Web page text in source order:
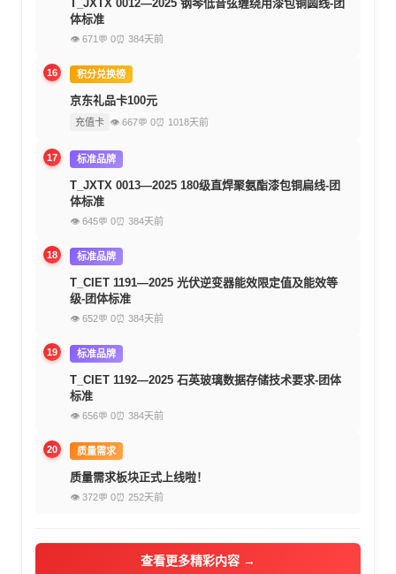
T_JXTX 0012—2025 钢琴低音弦缠绕用漆包铜圆线-团
体标准
👁 671 💬 0⏰ 384天前
16 积分兑换榜
京东礼品卡100元
充值卡 👁 667💬 0⏰ 1018天前
17 标准品牌
T_JXTX 0013—2025 180级直焊聚氨酯漆包铜扁线-团
体标准
👁 645💬 0⏰ 384天前
18 标准品牌
T_CIET 1191—2025 光伏逆变器能效限定值及能效等
级-团体标准
👁 652💬 0⏰ 384天前
19 标准品牌
T_CIET 1192—2025 石英玻璃数据存储技术要求-团体
标准
👁 656💬 0⏰ 384天前
20 质量需求
质量需求板块正式上线啦！
👁 372💬 0⏰ 252天前
查看更多精彩内容 →